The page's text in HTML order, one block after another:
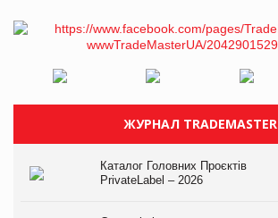
ЖУРНАЛ TRADEMASTER
Каталог Головних Проєктів
PrivateLabel – 2026